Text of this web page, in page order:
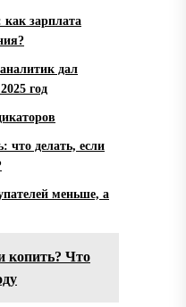
зарплата
дал
год
что делать, если
меньше, а
копить? Что